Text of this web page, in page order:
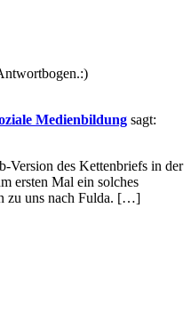
Medienbildung sagt:
Version des Kettenbriefs in der
ersten Mal ein solches
zu uns nach Fulda. […]